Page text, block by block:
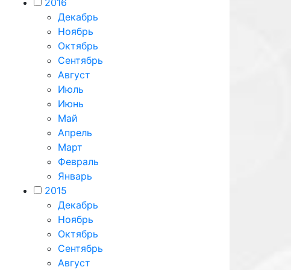
2016
Декабрь
Ноябрь
Октябрь
Сентябрь
Август
Июль
Июнь
Май
Апрель
Март
Февраль
Январь
2015
Декабрь
Ноябрь
Октябрь
Сентябрь
Август